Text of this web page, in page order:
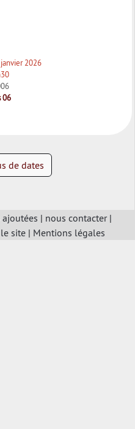
2026
06
de dates
| nous contacter|
site| Mentions légales